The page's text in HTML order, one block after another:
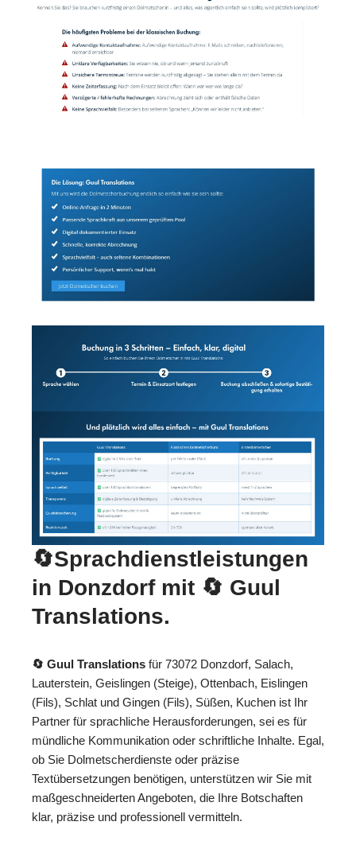
🔄Sprachdienstleistungen
in Donzdorf mit 🔄 Guul
Translations.
🔄 Guul Translations für 73072 Donzdorf, Salach,
Lauterstein, Geislingen (Steige), Ottenbach, Eislingen
(Fils), Schlat und Gingen (Fils), Süßen, Kuchen ist Ihr
Partner für sprachliche Herausforderungen, sei es für
mündliche Kommunikation oder schriftliche Inhalte. Egal,
ob Sie Dolmetscherdienste oder präzise
Textübersetzungen benötigen, unterstützen wir Sie mit
maßgeschneiderten Angeboten, die Ihre Botschaften
klar, präzise und professionell vermitteln.